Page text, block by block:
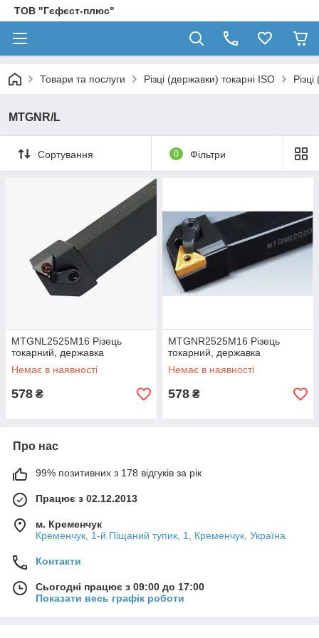
ТОВ "Гєфєст-плюс"
Товари та послуги Різці (державки) токарні ISO
MTGNR/L
Сортування 0 Фільтри
MTGNL2525M16 Різець
токарний, державка
Немає в наявності
578 ₴
MTGNR2525M16 Різець
токарний, державка
Немає в наявності
578 ₴
Про нас
99% позитивних з 178 відгуків за рік
Працює з 02.12.2013
м. Кременчук
Кременчук, 1-й Піщаний тупик, 1, Кременчук, Україна
Контакти
Сьогодні працює з 09:00 до 17:00
Показати весь графік роботи